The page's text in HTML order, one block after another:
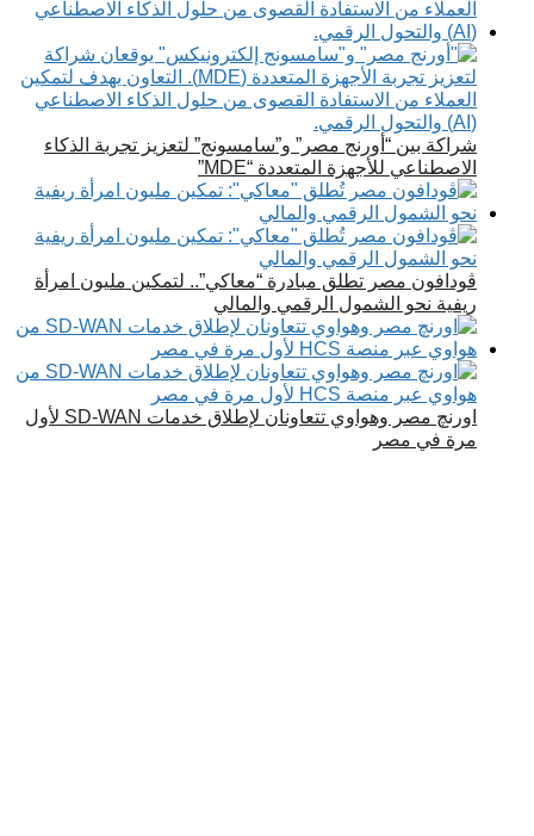
شراكة بين “أورنج مصر” و”سامسونج” لتعزيز تجربة الذكاء
الاصطناعي للأجهزة المتعددة “MDE”
ڤودافون مصر تطلق مبادرة “معاكي”.. لتمكين مليون امرأة
ريفية نحو الشمول الرقمي والمالي
اورنچ مصر وهواوي تتعاونان لإطلاق خدمات SD-WAN لأول
مرة في مصر